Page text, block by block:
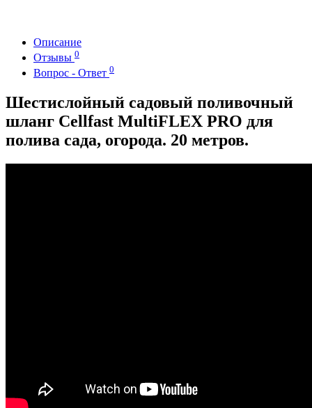
Описание
Отзывы 0
Вопрос - Ответ 0
Шестислойный садовый поливочный
шланг Cellfast MultiFLEX PRO для
полива сада, огорода. 20 метров.